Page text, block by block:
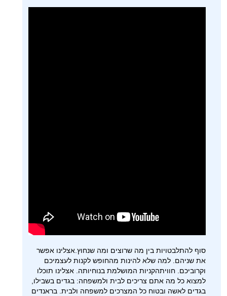
סוף להתלבטויות בין מה שרוצים ומה שנחוץ.אצלינו אפשר
את שניהם. למה שלא להינות מהחופש לקנות לעצמיכם
וקרוביכם. חוויתהקניות המושלמת בנוחיותה. אצלינו תוכלו
למצוא כל מה אתם צריכים לבית ולמשפחה: בגדים בשבילו,
בגדים לאשה ובטוח כל המצרכים למשפחה ולבית. בראנדים